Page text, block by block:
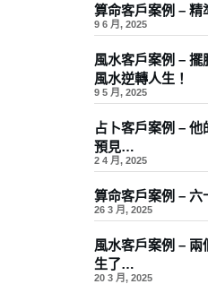
算命客戶案例 – 精
9 6 月, 2025
風水客戶案例 –
風水逆轉人生！
9 5 月, 2025
占卜客戶案例 –
預見…
2 4 月, 2025
算命客戶案例 – 六
26 3 月, 2025
風水客戶案例 –
生了…
20 3 月, 2025